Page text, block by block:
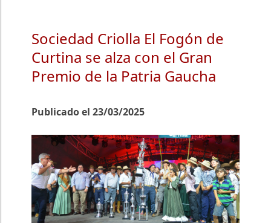
Sociedad Criolla El Fogón de
Curtina se alza con el Gran
Premio de la Patria Gaucha
Publicado el 23/03/2025